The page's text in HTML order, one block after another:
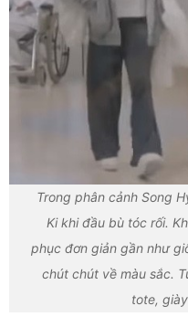
Trong phân cảnh Song
Ki khi đầu bù tóc rối.
phục đơn giản gần như
chút chút về màu sắc.
tote,